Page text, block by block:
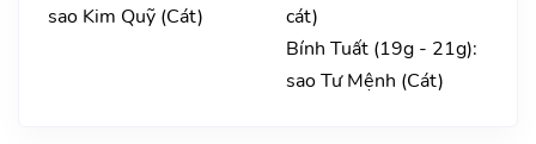
sao Kim Quỹ (Cát)
cát)
Bính Tuất (19g - 21g):
sao Tư Mệnh (Cát)